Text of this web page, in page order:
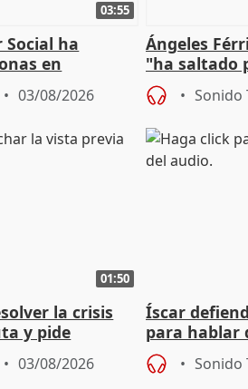
03:55
Social ha
en
Campaña
03/08/2026
Ángeles
"ha saltado
negociación
Sonido
01:50
la crisis
y pide
03/08/2026
Íscar
para hablar
2027
Sonido